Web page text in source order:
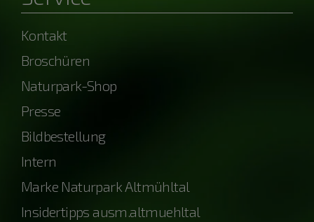
Kontakt
Broschüren
Naturpark-Shop
Presse
Bildbestellung
Intern
Marke Naturpark Altmühltal
Insidertipps ausm.altmuehltal